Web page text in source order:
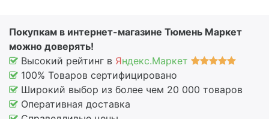
Покупкам в интернет-магазине Тюмень Маркет
можно доверять!
Высокий рейтинг в Яндекс.Маркет
100% Товаров сертифицировано
Широкий выбор из более чем 20 000 товаров
Оперативная доставка